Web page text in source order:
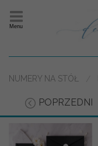
Menu
NUMERY NA STÓŁ
POPRZEDNI